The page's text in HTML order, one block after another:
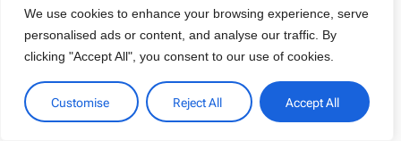
We use cookies to enhance your browsing experience, serve
personalised ads or content, and analyse our traffic. By
clicking "Accept All", you consent to our use of cookies.
Customise Reject All Accept All